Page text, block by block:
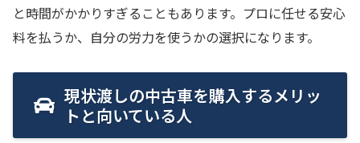
と時間がかかりすぎることもあります。プロに任せる安心
料を払うか、自分の労力を使うかの選択になります。
現状渡しの中古車を購入するメリッ
トと向いている人